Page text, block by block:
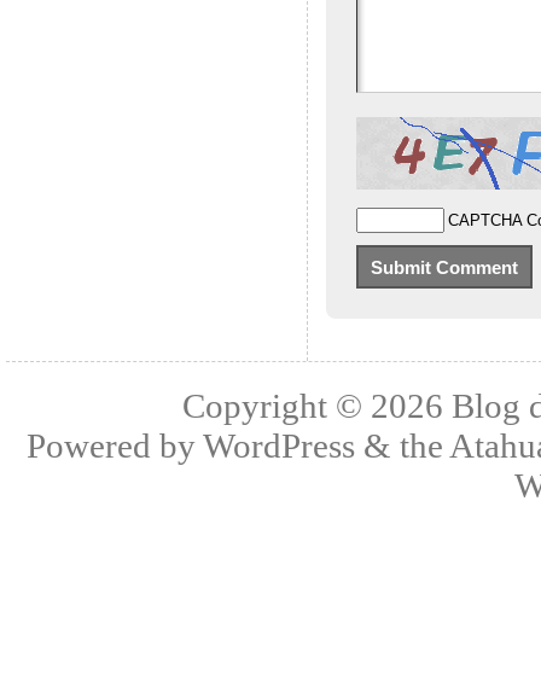
CAPTCHA
Copyright © 2026 Blog
Powered byWordPress & the